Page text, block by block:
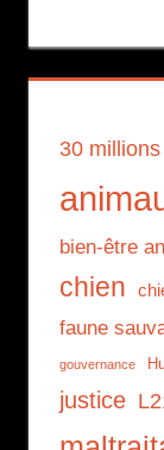
30
bien-être
chien
faune
gouvernance
justice